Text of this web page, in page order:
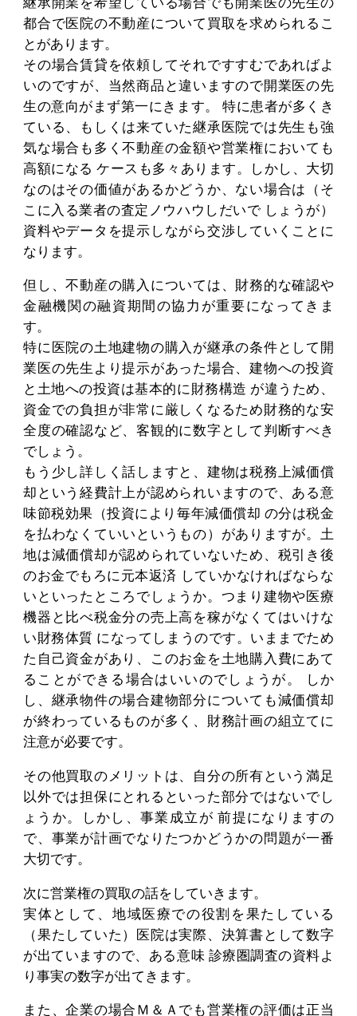
都合で医院の不動産について買取を求められるこ
とがあります。
その場合賃貸を依頼してそれですすむであればよ
いのですが、当然商品と違いますので開業医の先
生の意向がまず第一にきます。 特に患者が多くき
ている、もしくは来ていた継承医院では先生も強
気な場合も多く不動産の金額や営業権においても
高額になる ケースも多々あります。しかし、大切
なのはその価値があるかどうか、ない場合は（そ
こに入る業者の査定ノウハウしだいで しょうが）
資料やデータを提示しながら交渉していくことに
なります。
但し、不動産の購入については、財務的な確認や
金融機関の融資期間の協力が重要になってきま
す。
特に医院の土地建物の購入が継承の条件として開
業医の先生より提示があった場合、建物への投資
と土地への投資は基本的に財務構造 が違うため、
資金での負担が非常に厳しくなるため財務的な安
全度の確認など、客観的に数字として判断すべき
でしょう。
もう少し詳しく話しますと、建物は税務上減価償
却という経費計上が認められいますので、ある意
味節税効果（投資により毎年減価償却 の分は税金
を払わなくていいというもの）がありますが。土
地は減価償却が認められていないため、税引き後
のお金でもろに元本返済 していかなければならな
いといったところでしょうか。つまり建物や医療
機器と比べ税金分の売上高を稼がなくてはいけな
い財務体質 になってしまうのです。いままでため
た自己資金があり、このお金を土地購入費にあて
ることができる場合はいいのでしょうが。 しか
し、継承物件の場合建物部分についても減価償却
が終わっているものが多く、財務計画の組立てに
注意が必要です。
その他買取のメリットは、自分の所有という満足
以外では担保にとれるといった部分ではないでし
ょうか。しかし、事業成立が 前提になりますの
で、事業が計画でなりたつかどうかの問題が一番
大切です。
次に営業権の買取の話をしていきます。
実体として、地域医療での役割を果たしている
（果たしていた）医院は実際、決算書として数字
が出ていますので、ある意味 診療圏調査の資料よ
り事実の数字が出てきます。
また、企業の場合Ｍ＆Ａでも営業権の評価は正当